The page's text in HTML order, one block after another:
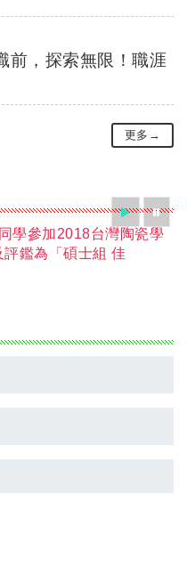
，探索無限！職涯
更多→
繼續播放
暫
學參加2018台灣陶瓷學
鑑為「碩士組 佳
張薇分、甄御承同學
職學生專題競賽與研